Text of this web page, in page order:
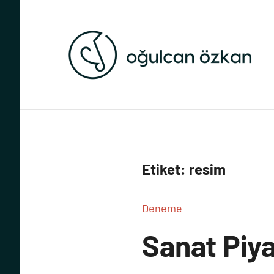
Etiket: resim
Deneme
Sanat